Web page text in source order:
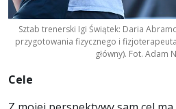
Sztab trenerski Igi Świątek: Daria
przygotowania fizycznego i
główny). Fot. Adam
Cele